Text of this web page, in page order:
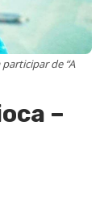
de “A
–